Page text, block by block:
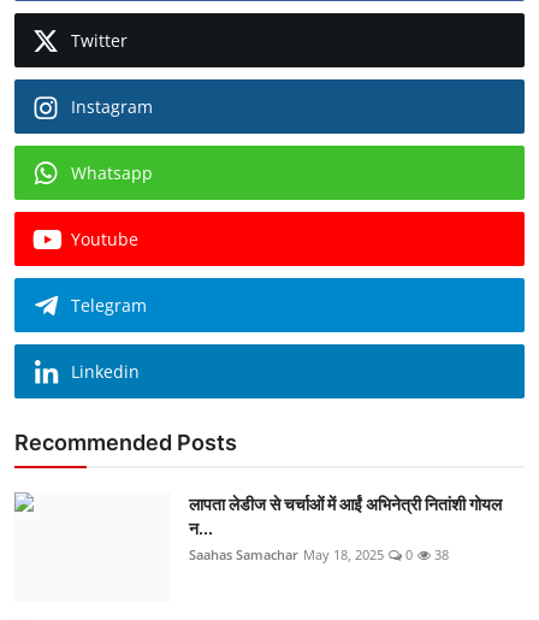
Twitter
Instagram
Whatsapp
Youtube
Telegram
Linkedin
Recommended Posts
लापता लेडीज से चर्चाओं में आईं अभिनेत्री नितांशी गोयल
न...
Saahas Samachar May 18, 2025 0 38